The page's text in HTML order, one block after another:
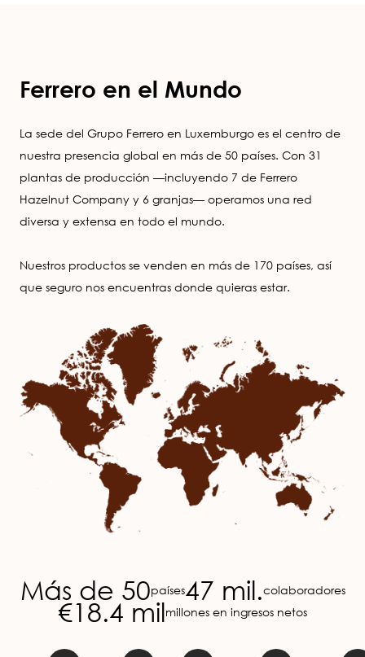
Ferrero en el Mundo
La sede del Grupo Ferrero en Luxemburgo es el centro de
nuestra presencia global en más de 50 países. Con 31
plantas de producción —incluyendo 7 de Ferrero
Hazelnut Company y 6 granjas— operamos una red
diversa y extensa en todo el mundo.
Nuestros productos se venden en más de 170 países, así
que seguro nos encuentras donde quieras estar.
Más de 50países47 mil.colaboradores
€18.4 milmillones en ingresos netos